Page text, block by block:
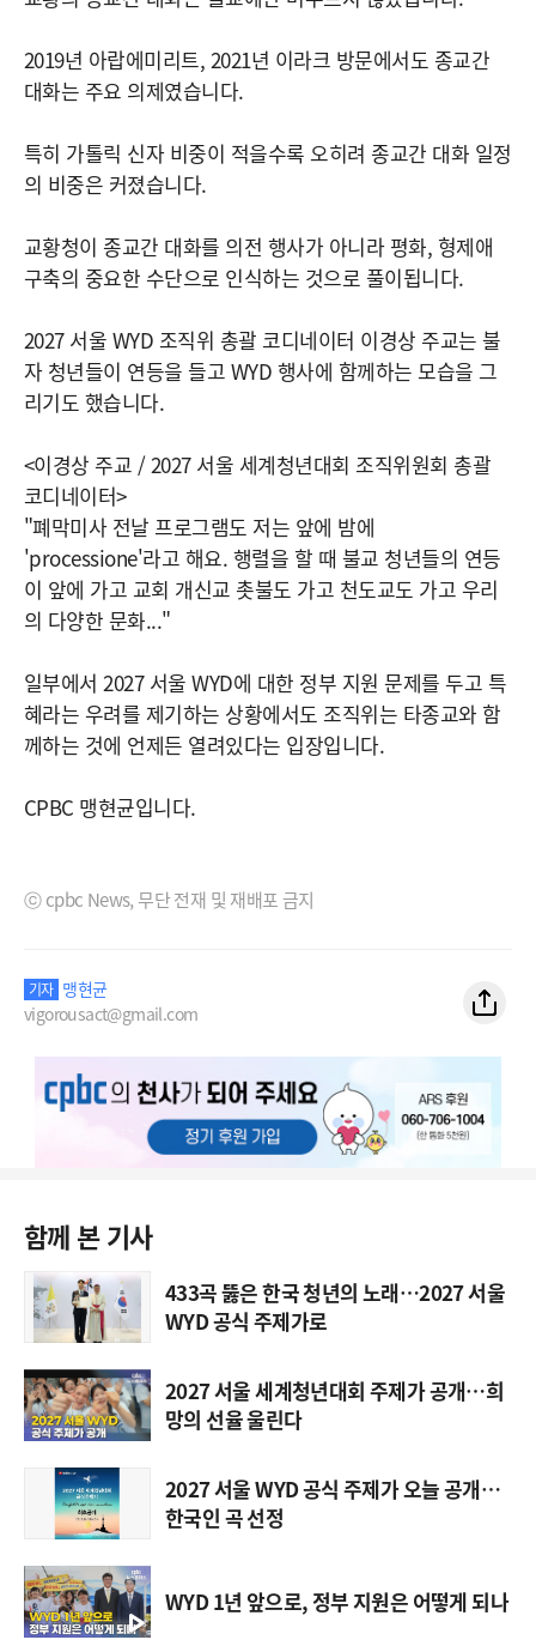
2019년 아랍에미리트, 2021년 이라크 방문에서도 종교간
대화는 주요 의제였습니다.
특히 가톨릭 신자 비중이 적을수록 오히려 종교간 대화 일정
의 비중은 커졌습니다.
교황청이 종교간 대화를 의전 행사가 아니라 평화, 형제애
구축의 중요한 수단으로 인식하는 것으로 풀이됩니다.
2027 서울 WYD 조직위 총괄 코디네이터 이경상 주교는 불
자 청년들이 연등을 들고 WYD 행사에 함께하는 모습을 그
리기도 했습니다.
<이경상 주교 / 2027 서울 세계청년대회 조직위원회 총괄
코디네이터>
"폐막미사 전날 프로그램도 저는 앞에 밤에
'processione'라고 해요. 행렬을 할 때 불교 청년들의 연등
이 앞에 가고 교회 개신교 촛불도 가고 천도교도 가고 우리
의 다양한 문화..."
일부에서 2027 서울 WYD에 대한 정부 지원 문제를 두고 특
혜라는 우려를 제기하는 상황에서도 조직위는 타종교와 함
께하는 것에 언제든 열려있다는 입장입니다.
CPBC 맹현균입니다.
ⓒ cpbc News, 무단 전재 및 재배포 금지
기자 맹현균
vigorousact@gmail.com
함께 본 기사
433곡 뚫은 한국 청년의 노래…2027 서울
WYD 공식 주제가로
2027 서울 세계청년대회 주제가 공개…희
망의 선율 울린다
2027 서울 WYD 공식 주제가 오늘 공개…
한국인 곡 선정
WYD 1년 앞으로, 정부 지원은 어떻게 되나